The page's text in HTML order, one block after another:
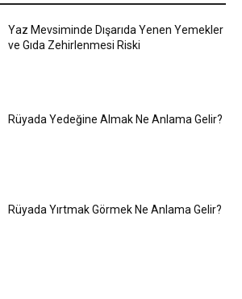
Yaz Mevsiminde Dışarıda Yenen Yemekler
ve Gıda Zehirlenmesi Riski
Rüyada Yedeğine Almak Ne Anlama Gelir?
Rüyada Yırtmak Görmek Ne Anlama Gelir?